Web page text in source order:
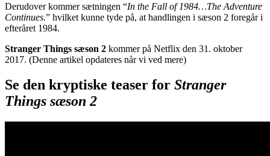
Derudover kommer sætningen “In the Fall of 1984…The Adventure
Continues.” hvilket kunne tyde på, at handlingen i sæson 2 foregår i
efteråret 1984.
Stranger Things sæson 2 kommer på Netflix den 31. oktober
2017. (Denne artikel opdateres når vi ved mere)
Se den kryptiske teaser for Stranger
Things sæson 2